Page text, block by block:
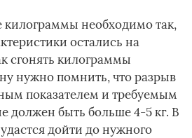
необходимо так,
остались на
сгонять килограммы
нужно помнить, что разрыв
показателем и требуемым
должен быть больше 4-5 кг. В
дойти до нужного